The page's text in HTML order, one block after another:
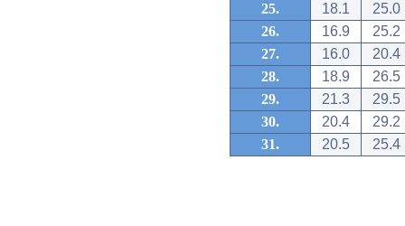
25.
18.1
25.0
26.
16.9
25.2
27.
16.0
20.4
28.
18.9
26.5
29.
21.3
29.5
30.
20.4
29.2
31.
20.5 25.4